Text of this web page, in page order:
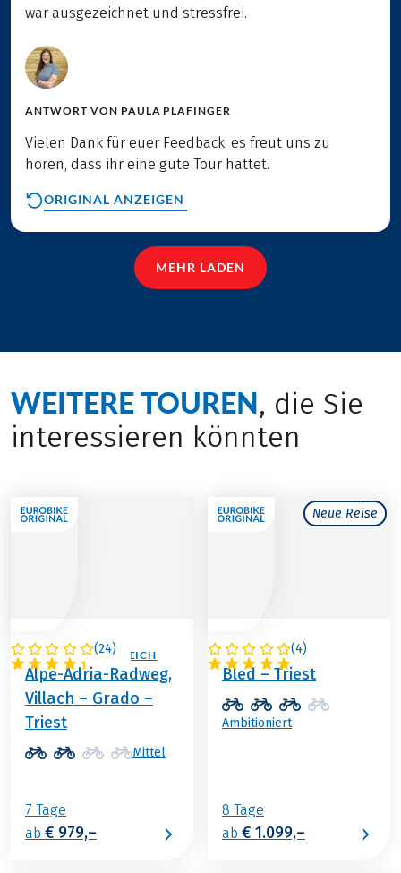
war ausgezeichnet und stressfrei.
ANTWORT VON PAULA PLAFINGER
Vielen Dank für euer Feedback, es freut uns zu
hören, dass ihr eine gute Tour hattet.
ORIGINAL ANZEIGEN
MEHR LADEN
WEITERE TOUREN, die Sie
interessieren könnten
(24)
ITALIEN / ÖSTERREICH
Alpe-Adria-Radweg,
Villach – Grado –
Triest
Mittel
7 Tage
ab € 979,–
Neue Reise
(4)
SLOWENIEN
Bled – Triest
Ambitioniert
8 Tage
ab € 1.099,–